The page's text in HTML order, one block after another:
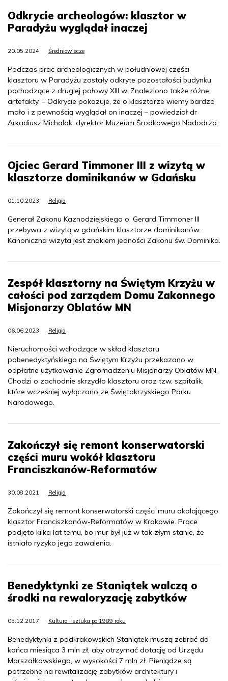
Odkrycie archeologów: klasztor w
Paradyżu wyglądał inaczej
20.05.2024 Średniowiecze
Podczas prac archeologicznych w południowej części
klasztoru w Paradyżu zostały odkryte pozostałości budynku
pochodzące z drugiej połowy XIII w. Znaleziono także różne
artefakty. – Odkrycie pokazuje, że o klasztorze wiemy bardzo
mało i z pewnością wyglądał on inaczej – powiedział dr
Arkadiusz Michalak, dyrektor Muzeum Środkowego Nadodrza.
Ojciec Gerard Timmoner III z wizytą w
klasztorze dominikanów w Gdańsku
01.10.2023 Religia
Generał Zakonu Kaznodziejskiego o. Gerard Timmoner III
przebywa z wizytą w gdańskim klasztorze dominikanów.
Kanoniczna wizyta jest znakiem jedności Zakonu św. Dominika.
Zespół klasztorny na Świętym Krzyżu w
całości pod zarządem Domu Zakonnego
Misjonarzy Oblatów MN
06.06.2023 Religia
Nieruchomości wchodzące w skład klasztoru
pobenedyktyńskiego na Świętym Krzyżu przekazano w
odpłatne użytkowanie Zgromadzeniu Misjonarzy Oblatów MN.
Chodzi o zachodnie skrzydło klasztoru oraz tzw. szpitalik,
które wcześniej wyłączono ze Świętokrzyskiego Parku
Narodowego.
Zakończył się remont konserwatorski
części muru wokół klasztoru
Franciszkanów-Reformatów
30.08.2021 Religia
Zakończył się remont konserwatorski części muru okalającego
klasztor Franciszkanów-Reformatów w Krakowie. Prace
podjęto kilka lat temu, bo mur był już w tak złym stanie, że
istniało ryzyko jego zawalenia.
Benedyktynki ze Staniątek walczą o
środki na rewaloryzację zabytków
05.12.2017 Kultura i sztuka po 1989 roku
Benedyktynki z podkrakowskich Staniątek muszą zebrać do
końca miesiąca 3 mln zł, aby otrzymać dotację od Urzędu
Marszałkowskiego, w wysokości 7 mln zł. Pieniądze są
potrzebne na rewitalizację zabytków architektury i